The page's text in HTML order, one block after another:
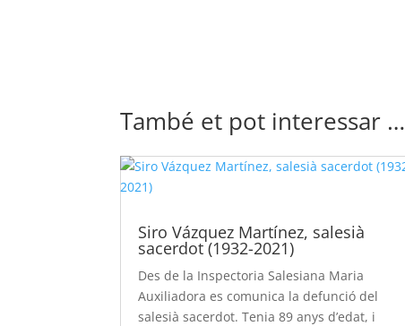
També et pot interessar …
Siro Vázquez Martínez, salesià
sacerdot (1932-2021)
Des de la Inspectoria Salesiana Maria
Auxiliadora es comunica la defunció del
salesià sacerdot. Tenia 89 anys d’edat, i